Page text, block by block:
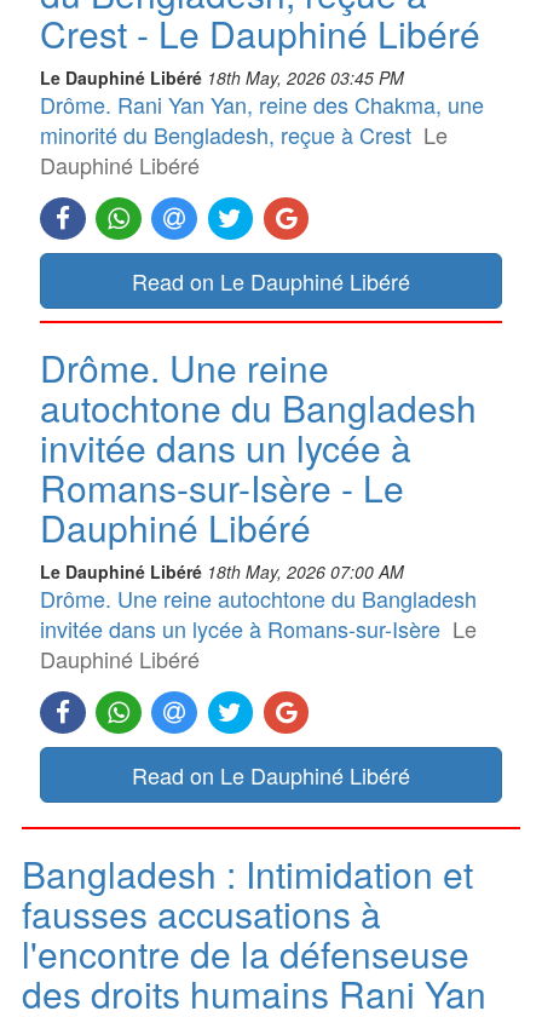
Crest - Le Dauphiné Libéré
Le Dauphiné Libéré 18th May, 2026 03:45 PM
Drôme. Rani Yan Yan, reine des Chakma, une
minorité du Bengladesh, reçue à Crest Le
Dauphiné Libéré
Read on Le Dauphiné Libéré
Drôme. Une reine
autochtone du Bangladesh
invitée dans un lycée à
Romans-sur-Isère - Le
Dauphiné Libéré
Le Dauphiné Libéré 18th May, 2026 07:00 AM
Drôme. Une reine autochtone du Bangladesh
invitée dans un lycée à Romans-sur-Isère Le
Dauphiné Libéré
Read on Le Dauphiné Libéré
Bangladesh : Intimidation et
fausses accusations à
l'encontre de la défenseuse
des droits humains Rani Yan